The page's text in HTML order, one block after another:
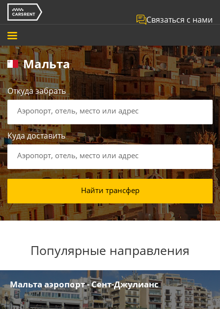
Связаться с нами
Мальта
Откуда забрать
Аэропорт, отель, место или адрес
Куда доставить
Аэропорт, отель, место или адрес
Найти трансфер
Популярные направления
Мальта аэропорт - Сент-Джулианс